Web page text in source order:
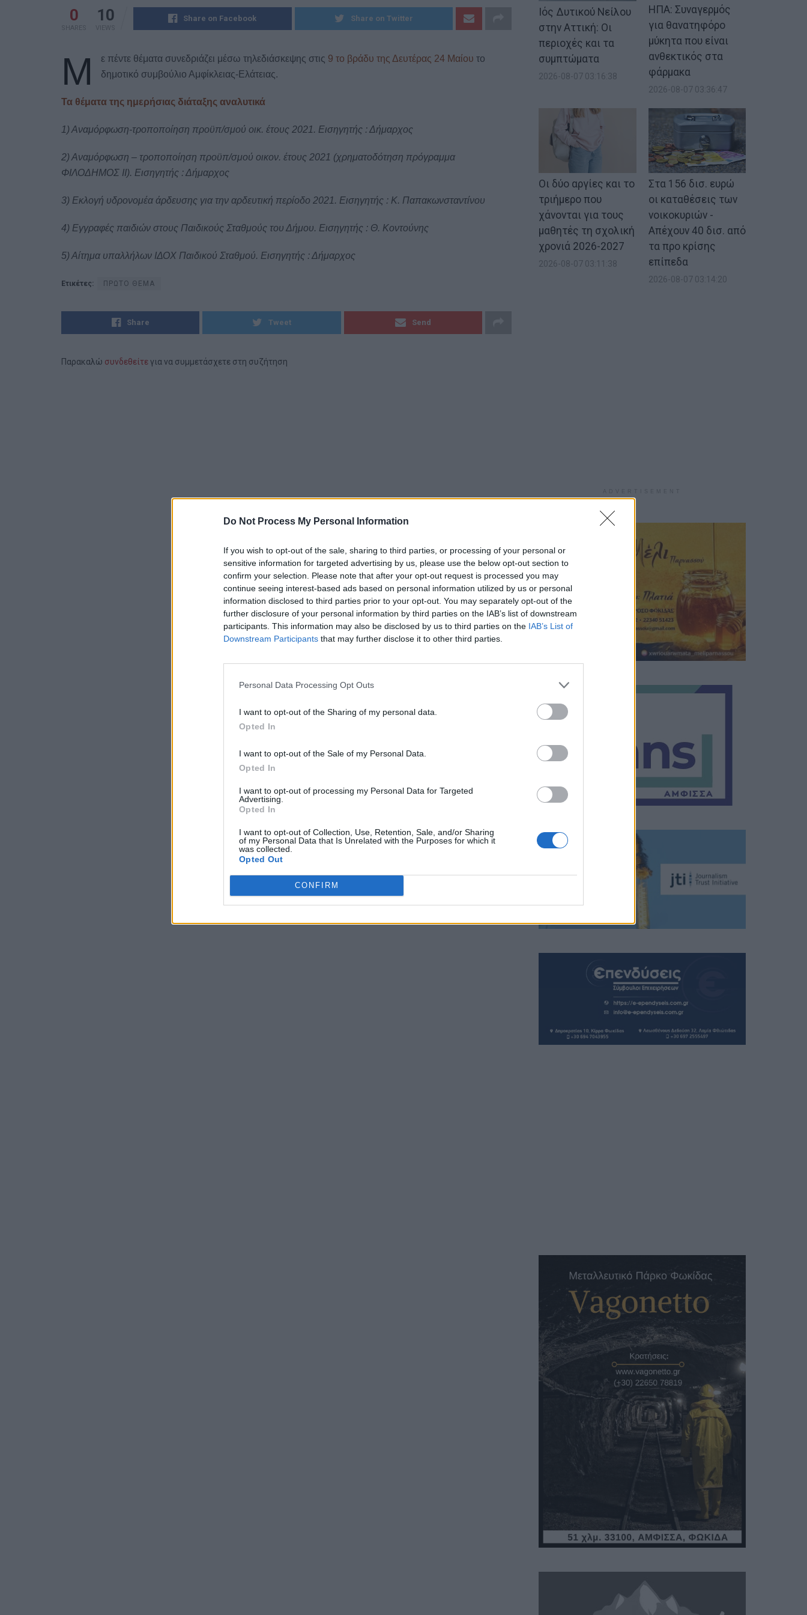
Do Not Process My Personal Information
If you wish to opt-out of the sale, sharing to third parties, or processing of your personal or
sensitive information for targeted advertising by us, please use the below opt-out section to
confirm your selection. Please note that after your opt-out request is processed you may
continue seeing interest-based ads based on personal information utilized by us or personal
information disclosed to third parties prior to your opt-out. You may separately opt-out of the
further disclosure of your personal information by third parties on the IAB’s list of downstream
participants. This information may also be disclosed by us to third parties on the IAB’s List of
Downstream Participants that may further disclose it to other third parties.
Personal Data Processing Opt Outs
I want to opt-out of the Sharing of my personal data.
Opted In
I want to opt-out of the Sale of my Personal Data.
Opted In
I want to opt-out of processing my Personal Data for Targeted
Advertising.
Opted In
I want to opt-out of Collection, Use, Retention, Sale, and/or Sharing
of my Personal Data that Is Unrelated with the Purposes for which it
was collected.
Opted Out
CONFIRM
0
SHARES
10
VIEWS
Share on Facebook Share on Twitter
Μ ε πέντε θέματα συνεδριάζει μέσω τηλεδιάσκεψης στις 9 το βράδυ της Δευτέρας 24 Μαίου το
δημοτικό συμβούλιο Αμφίκλειας-Ελάτειας.
Τα θέματα της ημερήσιας διάταξης αναλυτικά
1) Αναμόρφωση-τροποποίηση προϋπ/σμού οικ. έτους 2021. Εισηγητής : Δήμαρχος
2) Αναμόρφωση – τροποποίηση προϋπ/σμού οικον. έτους 2021 (χρηματοδότηση πρόγραμμα
ΦΙΛΟΔΗΜΟΣ ΙΙ). Εισηγητής : Δήμαρχος
3) Εκλογή υδρονομέα άρδευσης για την αρδευτική περίοδο 2021. Εισηγητής : Κ. Παπακωνσταντίνου
4) Εγγραφές παιδιών στους Παιδικούς Σταθμούς του Δήμου. Εισηγητής : Θ. Κοντούνης
5) Αίτημα υπαλλήλων ΙΔΟΧ Παιδικού Σταθμού. Εισηγητής : Δήμαρχος
Ετικέτες: ΠΡΩΤΟ ΘΕΜΑ
Share Tweet Send
Παρακαλώ συνδεθείτεγια να συμμετάσχετε στη συζήτηση
Ιός Δυτικού Νείλου
στην Αττική: Οι
περιοχές και τα
συμπτώματα
2026-08-07 03:16:38
ΗΠΑ: Συναγερμός
για θανατηφόρο
μύκητα που είναι
ανθεκτικός στα
φάρμακα
2026-08-07 03:36:47
Οι δύο αργίες και το
τριήμερο που
χάνονται για τους
μαθητές τη σχολική
χρονιά 2026-2027
2026-08-07 03:11:38
Στα 156 δισ. ευρώ
οι καταθέσεις των
νοικοκυριών -
Απέχουν 40 δισ. από
τα προ κρίσης
επίπεδα
2026-08-07 03:14:20